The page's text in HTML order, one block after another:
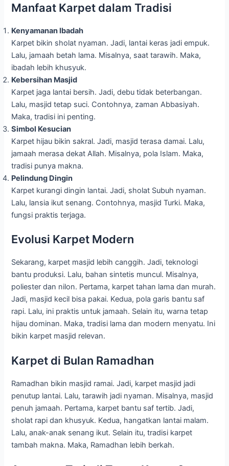
Manfaat Karpet dalam Tradisi
Kenyamanan Ibadah
Karpet bikin sholat nyaman. Jadi, lantai keras jadi empuk.
Lalu, jamaah betah lama. Misalnya, saat tarawih. Maka,
ibadah lebih khusyuk.
Kebersihan Masjid
Karpet jaga lantai bersih. Jadi, debu tidak beterbangan.
Lalu, masjid tetap suci. Contohnya, zaman Abbasiyah.
Maka, tradisi ini penting.
Simbol Kesucian
Karpet hijau bikin sakral. Jadi, masjid terasa damai. Lalu,
jamaah merasa dekat Allah. Misalnya, pola Islam. Maka,
tradisi punya makna.
Pelindung Dingin
Karpet kurangi dingin lantai. Jadi, sholat Subuh nyaman.
Lalu, lansia ikut senang. Contohnya, masjid Turki. Maka,
fungsi praktis terjaga.
Evolusi Karpet Modern
Sekarang, karpet masjid lebih canggih. Jadi, teknologi
bantu produksi. Lalu, bahan sintetis muncul. Misalnya,
poliester dan nilon. Pertama, karpet tahan lama dan murah.
Jadi, masjid kecil bisa pakai. Kedua, pola garis bantu saf
rapi. Lalu, ini praktis untuk jamaah. Selain itu, warna tetap
hijau dominan. Maka, tradisi lama dan modern menyatu. Ini
bikin karpet masjid relevan.
Karpet di Bulan Ramadhan
Ramadhan bikin masjid ramai. Jadi, karpet masjid jadi
penutup lantai. Lalu, tarawih jadi nyaman. Misalnya, masjid
penuh jamaah. Pertama, karpet bantu saf tertib. Jadi,
sholat rapi dan khusyuk. Kedua, hangatkan lantai malam.
Lalu, anak-anak senang ikut. Selain itu, tradisi karpet
tambah makna. Maka, Ramadhan lebih berkah.